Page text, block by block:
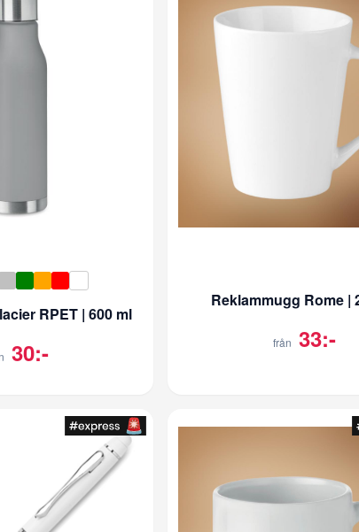
RPET | 600 ml
30:-
Reklammugg Rome |
från 33:-